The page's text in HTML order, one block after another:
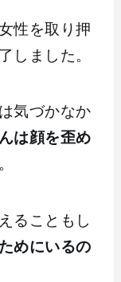
性を取り押
しました。
気づかなか
は顔を歪め
。
ることもし
めにいるの